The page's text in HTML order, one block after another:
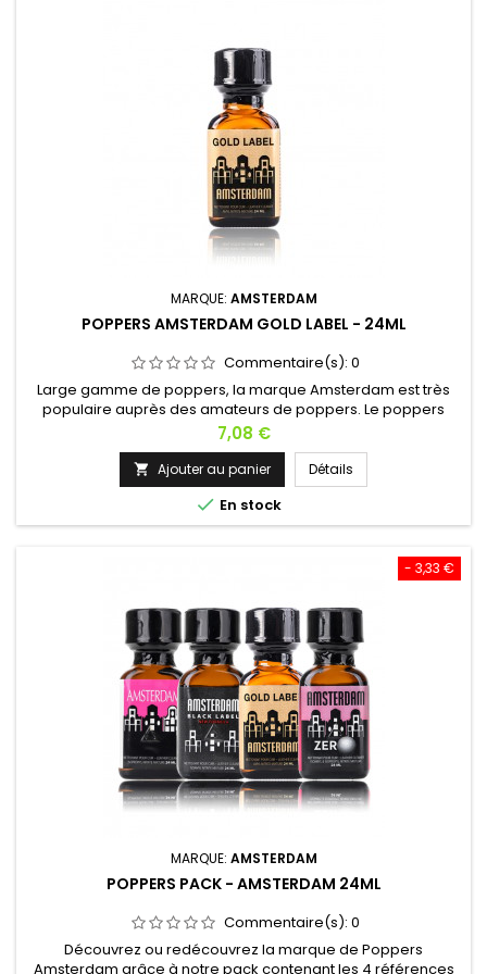
MARQUE: AMSTERDAM
POPPERS AMSTERDAM GOLD LABEL - 24ML
Commentaire(s): 0
Large gamme de poppers, la marque Amsterdam est très
populaire auprès des amateurs de poppers. Le poppers
Amsterdam Gold Label est conçu à base d'Amyl de haute
qualité et fabriqué en Europe. L'amyl est parfait pour les
grands consommateurs, il ne provoque pas d'effets négatifs.
Son odeur très forte représente parfaitement ses effets,
idéale pour une...
Prix
7,08 €
 Ajouter au panier Détails
 En stock
- 3,33 €
MARQUE: AMSTERDAM
POPPERS PACK - AMSTERDAM 24ML
Commentaire(s): 0
Découvrez ou redécouvrez la marque de Poppers
Amsterdam grâce à notre pack contenant les 4 références